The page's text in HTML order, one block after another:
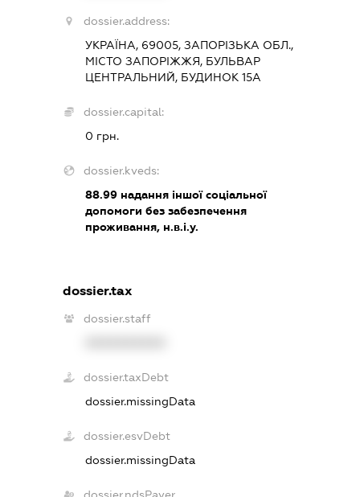
dossier.address:
УКРАЇНА, 69005, ЗАПОРІЗЬКА ОБЛ.,
МІСТО ЗАПОРІЖЖЯ, БУЛЬВАР
ЦЕНТРАЛЬНИЙ, БУДИНОК 15А
dossier.capital:
0 грн.
dossier.kveds:
88.99надання іншої соціальної
допомоги без забезпечення
проживання, н.в.і.у.
dossier.tax
dossier.staff
dossier.taxDebt
dossier.missingData
dossier.esvDebt
dossier.missingData